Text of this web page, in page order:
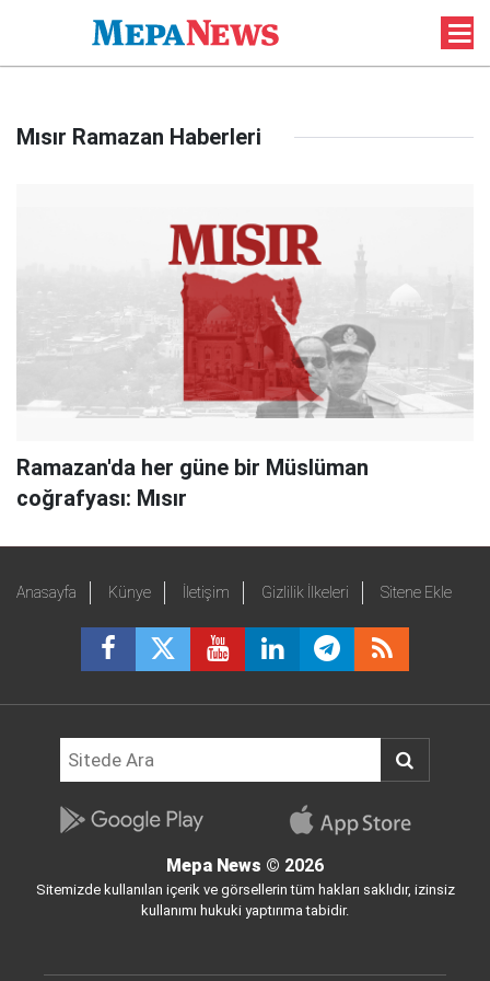
Mısır Ramazan Haberleri
Ramazan'da her güne bir Müslüman
coğrafyası: Mısır
Anasayfa Künye İletişim Gizlilik İlkeleri Sitene Ekle
Mepa News © 2026
Sitemizde kullanılan içerik ve görsellerin tüm hakları saklıdır, izinsiz
kullanımı hukuki yaptırıma tabidir.